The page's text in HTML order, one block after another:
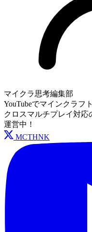
マイクラ思考編集部
YouTubeでマインクラフ
クロスマルチプレイ対
運営中！
MCTHNK